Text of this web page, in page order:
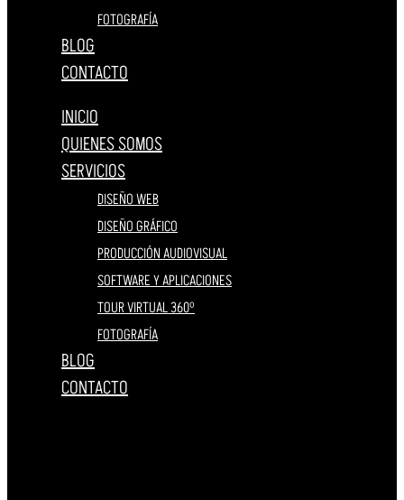
FOTOGRAFÍA
BLOG
CONTACTO
INICIO
QUIENES SOMOS
SERVICIOS
DISEÑO WEB
DISEÑO GRÁFICO
PRODUCCIÓN AUDIOVISUAL
SOFTWARE Y APLICACIONES
TOUR VIRTUAL 360º
FOTOGRAFÍA
BLOG
CONTACTO